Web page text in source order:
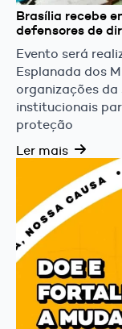
Brasília recebe
defensores de
Evento será
Esplanada dos
organizações
institucionais
proteção
Ler mais